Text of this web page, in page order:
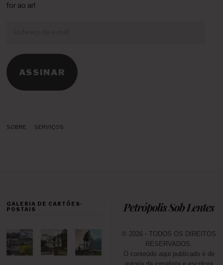
for ao ar!
mail
ASSINAR
SOBRE SERVIÇOS
GALERIA DE CARTÕES-
POSTAIS
© 2026 - TODOS OS DIREITOS
RESERVADOS.
O conteúdo aqui publicado é de